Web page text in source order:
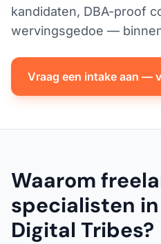
kandidaten, DBA-proof
wervingsgedoe —
Vraag een intake aan —
Waarom
specialisten
Digital Tribes?